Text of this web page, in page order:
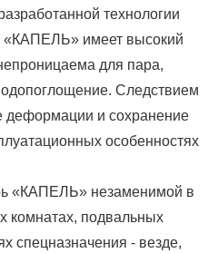
технологии
«КАПЕЛЬ» имеет высокий
для пара,
Следствием
деформации и сохранение
особенностях
«КАПЕЛЬ» незаменимой в
комнатах, подвальных
спецназначения - везде,